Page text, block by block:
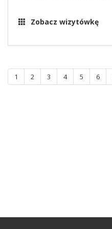
Zobacz wizytówkę
1 2 3 4 5 6